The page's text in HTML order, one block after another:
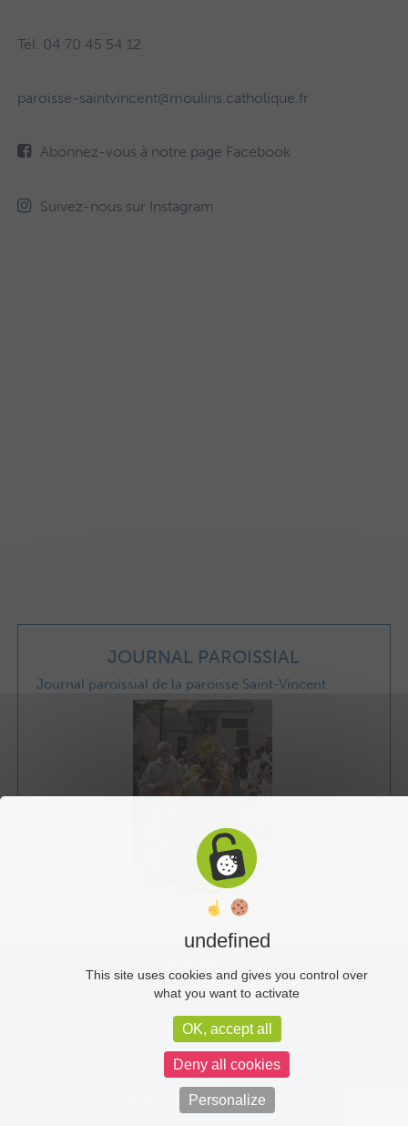
Tél. 04 70 45 54 12
paroisse-saintvincent@moulins.catholique.fr
Abonnez-vous à notre page Facebook
Suivez-nous sur Instagram
JOURNAL PAROISSIAL
Journal paroissial de la paroisse Saint-Vincent
Plan du site
Administration
Mentions légales
Politique de confidentialité
undefined
This site uses cookies and gives you control over
what you want to activate
OK, accept all
Deny all cookies
Personalize